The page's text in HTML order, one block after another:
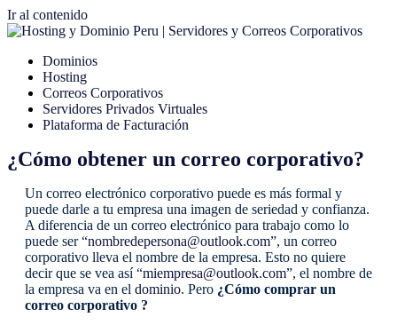
Ir al contenido
Dominios
Hosting
Correos Corporativos
Servidores Privados Virtuales
Plataforma de Facturación
¿Cómo obtener un correo corporativo?
Un correo electrónico corporativo puede es más formal y
puede darle a tu empresa una imagen de seriedad y confianza.
A diferencia de un correo electrónico para trabajo como lo
puede ser “nombredepersona@outlook.com”, un correo
corporativo lleva el nombre de la empresa. Esto no quiere
decir que se vea así “miempresa@outlook.com”, el nombre de
la empresa va en el dominio. Pero ¿Cómo comprar un
correo corporativo ?